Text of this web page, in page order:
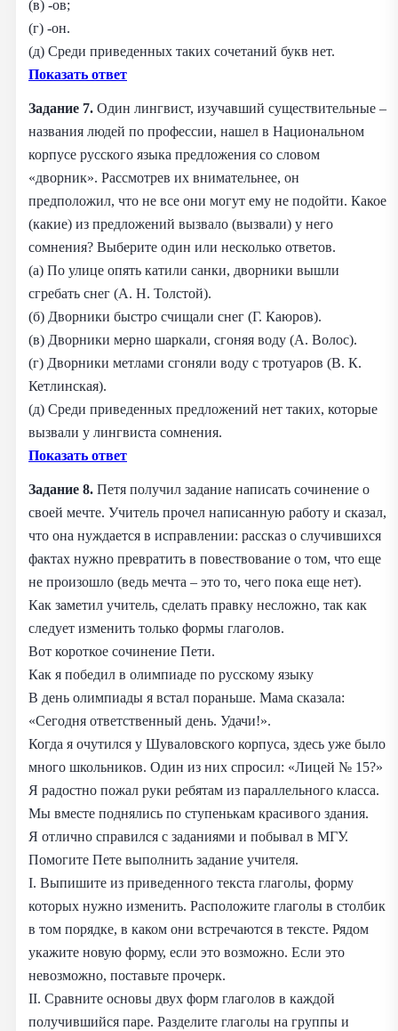
(в) -ов;
(г) -он.
(д) Среди приведенных таких сочетаний букв нет.
Показать ответ
Задание 7. Один лингвист, изучавший существительные –
названия людей по профессии, нашел в Национальном
корпусе русского языка предложения со словом
«дворник». Рассмотрев их внимательнее, он
предположил, что не все они могут ему не подойти. Какое
(какие) из предложений вызвало (вызвали) у него
сомнения? Выберите один или несколько ответов.
(а) По улице опять катили санки, дворники вышли
сгребать снег (А. Н. Толстой).
(б) Дворники быстро счищали снег (Г. Каюров).
(в) Дворники мерно шаркали, сгоняя воду (А. Волос).
(г) Дворники метлами сгоняли воду с тротуаров (В. К.
Кетлинская).
(д) Среди приведенных предложений нет таких, которые
вызвали у лингвиста сомнения.
Показать ответ
Задание 8. Петя получил задание написать сочинение о
своей мечте. Учитель прочел написанную работу и сказал,
что она нуждается в исправлении: рассказ о случившихся
фактах нужно превратить в повествование о том, что еще
не произошло (ведь мечта – это то, чего пока еще нет).
Как заметил учитель, сделать правку несложно, так как
следует изменить только формы глаголов.
Вот короткое сочинение Пети.
Как я победил в олимпиаде по русскому языку
В день олимпиады я встал пораньше. Мама сказала:
«Сегодня ответственный день. Удачи!».
Когда я очутился у Шуваловского корпуса, здесь уже было
много школьников. Один из них спросил: «Лицей № 15?»
Я радостно пожал руки ребятам из параллельного класса.
Мы вместе поднялись по ступенькам красивого здания.
Я отлично справился с заданиями и побывал в МГУ.
Помогите Пете выполнить задание учителя.
I. Выпишите из приведенного текста глаголы, форму
которых нужно изменить. Расположите глаголы в столбик
в том порядке, в каком они встречаются в тексте. Рядом
укажите новую форму, если это возможно. Если это
невозможно, поставьте прочерк.
II. Сравните основы двух форм глаголов в каждой
получившийся паре. Разделите глаголы на группы и